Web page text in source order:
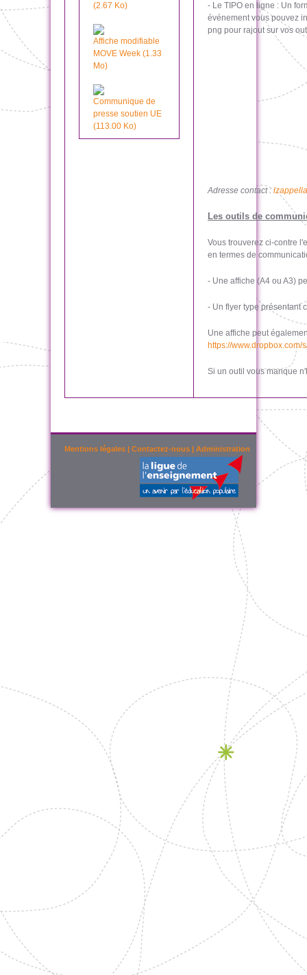
(2.67 Ko)
Affiche modifiable
MOVE Week (1.33
Mo)
Communique de
presse soutien UE
(113.00 Ko)
- Le TIPO en ligne : Un
événement vous pouvez
png pour rajout sur vos
Adresse contact :
Les outils de
Vous trouverez ci-contre
en termes de
- Une affiche (A4 ou A3)
- Un flyer type présentant
Une affiche peut
https://
Si un outil vous manque
Mentions légales | Contactez-nous | Administration